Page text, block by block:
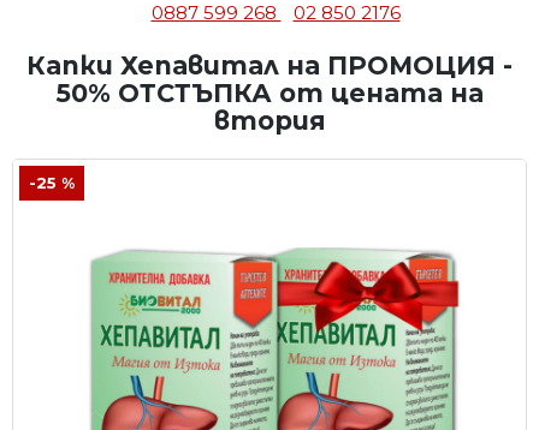
0887 599 268
02 850 2176
Капки Хепавитал на ПРОМОЦИЯ -
50% ОТСТЪПКА от цената на
втория
-25 %